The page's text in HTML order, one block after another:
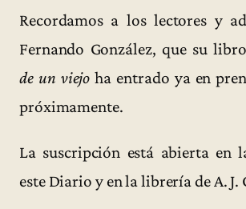
Recordamos a los lectores y
Fernando González, que su libro
de un viejo ha entrado ya en
próximamente.
La suscripción está abierta en
este Diario y en la librería de A. J.